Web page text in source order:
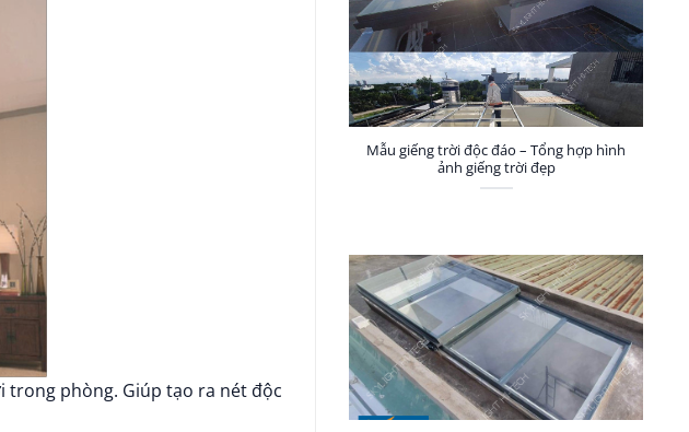
trong phòng. Giúp tạo ra nét độc
Mẫu giếng trời độc đáo – Tổng hợp hình
ảnh giếng trời đẹp